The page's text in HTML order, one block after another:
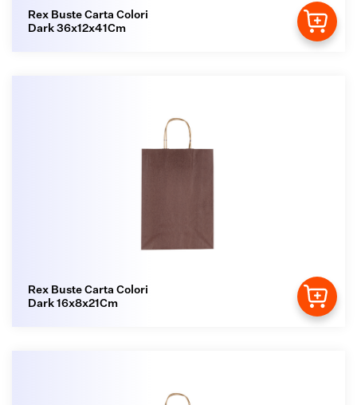
Rex Buste Carta Colori
Dark 36x12x41Cm
Rex Buste Carta Colori
Dark 16x8x21Cm